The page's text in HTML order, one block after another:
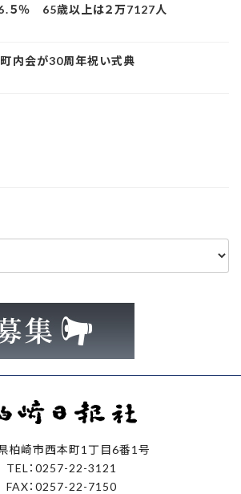
５％ 65歳以上は２万7127人
内会が30周年祝い式典
柏崎市西本町1丁目6番1号
TEL：0257-22-3121
FAX：0257-22-7150